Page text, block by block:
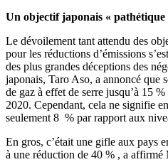
Un objectif japonais « pathétique
Le dévoilement tant attendu des
pour les réductions d’émissions
des plus grandes déceptions des
japonais, Taro Aso, a annoncé que
de gaz à effet de serre jusqu’à 15
2020. Cependant, cela ne signifie
seulement 8 % par rapport aux
En gros, c’était une gifle aux pays
à une réduction de 40 % , a affirmé